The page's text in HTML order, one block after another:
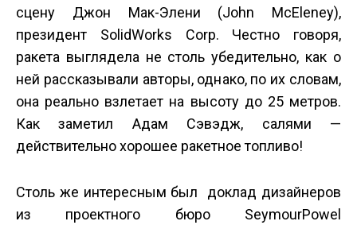
сцену Джон Мак-Элени (John McEleney),
президент SolidWorks Corp. Честно говоря,
ракета выглядела не столь убедительно, как о
ней рассказывали авторы, однако, по их словам,
она реально взлетает на высоту до 25 метров.
Как заметил Адам Сэвэдж, салями —
действительно хорошее ракетное топливо!
Столь же интересным был доклад дизайнеров
из проектного бюро SeymourPowel